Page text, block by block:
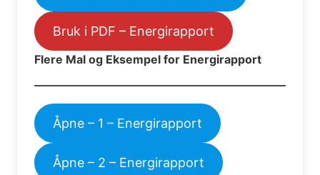
Bruk i PDF – Energirapport
Flere Mal og Eksempel for Energirapport
Åpne – 1 – Energirapport
Åpne – 2 – Energirapport